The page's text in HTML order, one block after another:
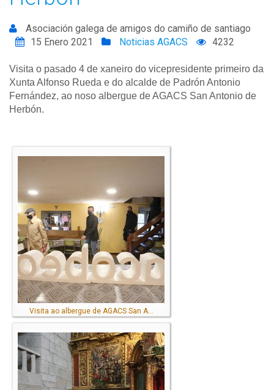
Asociación galega de amigos do camiño de santiago
15 Enero 2021
Noticias AGACS 4232
Visita o pasado 4 de xaneiro do vicepresidente primeiro da
Xunta Alfonso Rueda e do alcalde de Padrón Antonio
Fernández, ao noso albergue de AGACS San Antonio de
Herbón.
Visita ao albergue de AGACS San A...